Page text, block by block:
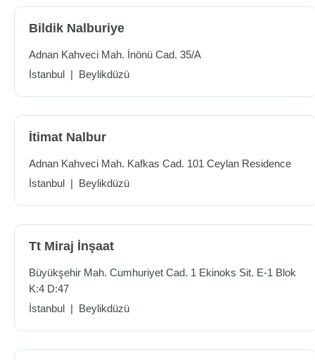
Bildik Nalburiye
Adnan Kahveci Mah. İnönü Cad. 35/A
İstanbul | Beylikdüzü
İtimat Nalbur
Adnan Kahveci Mah. Kafkas Cad. 101 Ceylan Residence
İstanbul | Beylikdüzü
Tt Miraj İnşaat
Büyükşehir Mah. Cumhuriyet Cad. 1 Ekinoks Sit. E-1 Blok
K:4 D:47
İstanbul | Beylikdüzü